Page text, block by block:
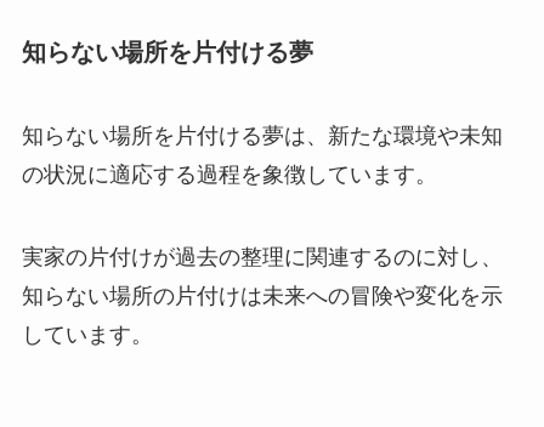
知らない場所を片付ける夢
知らない場所を片付ける夢は、新たな環境や未知
の状況に適応する過程を象徴しています。
実家の片付けが過去の整理に関連するのに対し、
知らない場所の片付けは未来への冒険や変化を示
しています。